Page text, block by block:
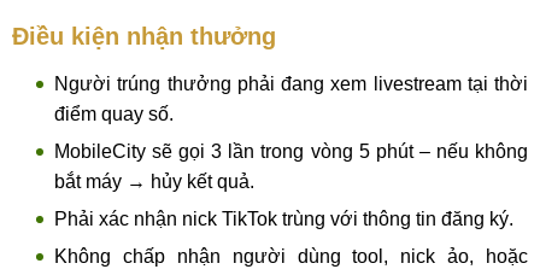
Điều kiện nhận thưởng
Người trúng thưởng phải đang xem livestream tại thời
điểm quay số.
MobileCity sẽ gọi 3 lần trong vòng 5 phút – nếu không
bắt máy → hủy kết quả.
Phải xác nhận nick TikTok trùng với thông tin đăng ký.
Không chấp nhận người dùng tool, nick ảo, hoặc